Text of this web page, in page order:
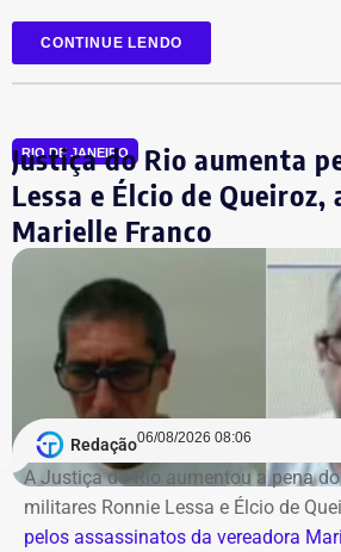
A reorganização foi realizada sem
Na nova estrutura interna, foi criada a
Ciência, Tecnologia e Inovação, que
Recursos e Projetos em Ciência e
Com a mudança, a nova secretaria
supervisão e subordinação de um
órgãos, universidades e agências
instituições de ensino e pesquisa,
Faetec, Fundação Cecierj e Faperj;
agências reguladoras: como a
a Agenersa e o DRM-RJ; e ainda,
como o Fundo Soberano.
Segundo o texto assinado pelo
o decreto entra em vigor
princípios da continuidade do serviço
CONTINUE LENDO
RIO DE JANEIRO
Justiça do Rio aumenta
Lessa e Élcio de Queiroz,
Marielle Franco
Redação06/08/2026 08:06
A Justiça do Rio aumentou a pena
militares Ronnie Lessa e Élcio de
pelos assassinatos da vereadora